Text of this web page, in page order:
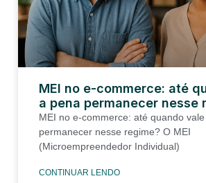
MEI no e-commerce: até
a pena permanecer nesse
MEI no e-commerce: até quando
permanecer nesse regime? O MEI
(Microempreendedor Individual)
CONTINUAR LENDO